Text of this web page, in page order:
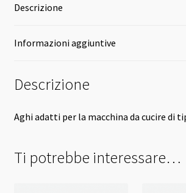
Descrizione
Informazioni aggiuntive
Descrizione
Aghi adatti per la macchina da cucire di
Ti potrebbe interessare…